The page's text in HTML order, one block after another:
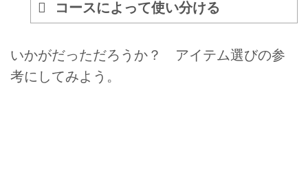
コースによって使い分ける
いかがだっただろうか？ アイテム選びの参
考にしてみよう。